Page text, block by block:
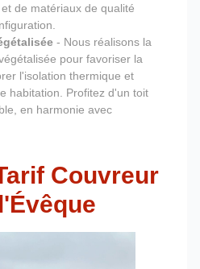
de matériaux de qualité
- Nous réalisons la
pour favoriser la
l'isolation thermique et
habitation. Profitez d'un toit
en harmonie avec
Couvreur